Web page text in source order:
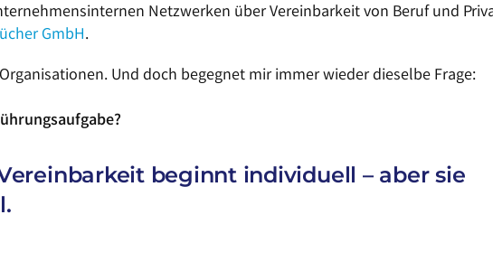
Netzwerken über Vereinbarkeit von Beruf und
GmbH.
Und doch begegnet mir immer wieder dieselbe Frage:
beginnt individuell – aber sie